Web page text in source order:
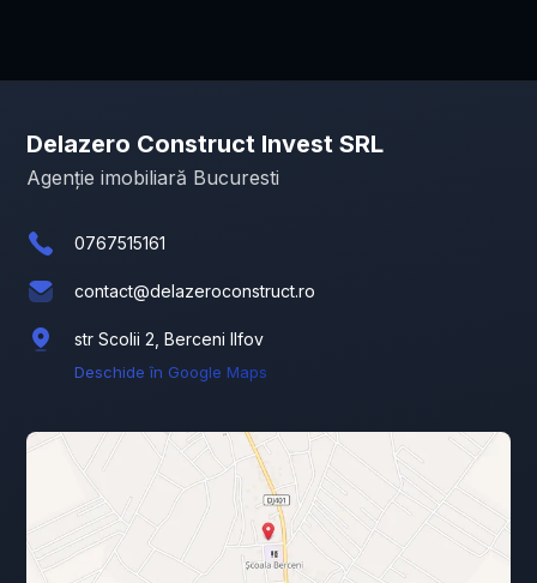
Delazero Construct Invest SRL
Agenție imobiliară Bucuresti
0767515161
contact@delazeroconstruct.ro
str Scolii 2, Berceni Ilfov
Deschide în Google Maps